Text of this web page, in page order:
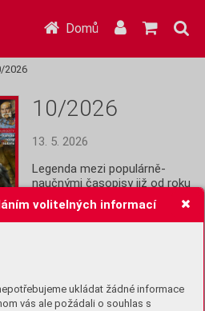
volitelných informací
ukládat žádné informace
vás ale požádali o souhlas s
Domů
2026
10/2026
13. 5. 2026
Legenda mezi populárně-
naučnými časopisy již od roku
1964! Stoplusjednička je
čtrnáctideník plný informací z
celého světa: Historie, věda,
Koupit (69 Kč)